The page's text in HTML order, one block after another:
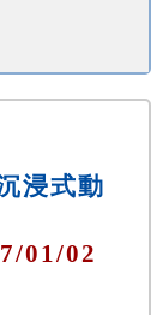
浸式動
01/02